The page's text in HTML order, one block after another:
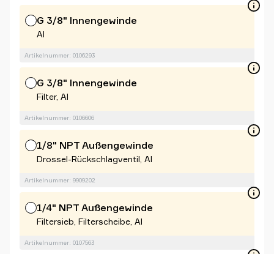
G 3/8" Innengewinde
Al
Artikelnummer: 0106293
G 3/8" Innengewinde
Filter, Al
Artikelnummer: 0106606
1/8" NPT Außengewinde
Drossel-Rückschlagventil, Al
Artikelnummer: 9909202
1/4" NPT Außengewinde
Filtersieb, Filterscheibe, Al
Artikelnummer: 0107563